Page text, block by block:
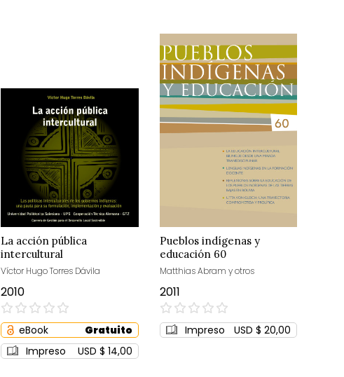
La acción pública
intercultural
Víctor Hugo Torres Dávila
2010
0%
eBook
Gratuito
Impreso
USD $ 14,00
Pueblos indígenas y
educación 60
Matthias Abram y otros
2011
0%
Impreso USD $ 20,00